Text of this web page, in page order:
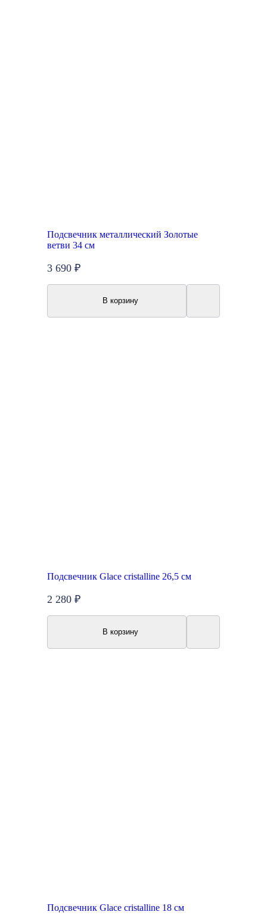
Подсвечник металлический Золотые
ветви 34 см
3 690 ₽
В корзину
Подсвечник Glace cristalline 26,5 см
2 280 ₽
В корзину
Подсвечник Glace cristalline 18 см